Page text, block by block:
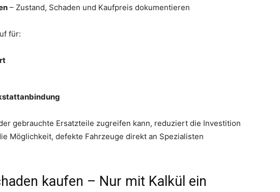
– Zustand, Schaden und Kaufpreis dokumentieren
für:
gebrauchte Ersatzteile zugreifen kann, reduziert die Investition
Möglichkeit, defekte Fahrzeuge direkt an Spezialisten
kaufen – Nur mit Kalkül ein